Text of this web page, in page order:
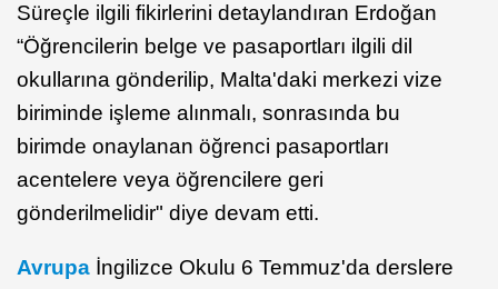
Süreçle ilgili fikirlerini detaylandıran Erdoğan
“Öğrencilerin belge ve pasaportları ilgili dil
okullarına gönderilip, Malta'daki merkezi vize
biriminde işleme alınmalı, sonrasında bu
birimde onaylanan öğrenci pasaportları
acentelere veya öğrencilere geri
gönderilmelidir" diye devam etti.
Avrupa İngilizce Okulu 6 Temmuz'da derslere